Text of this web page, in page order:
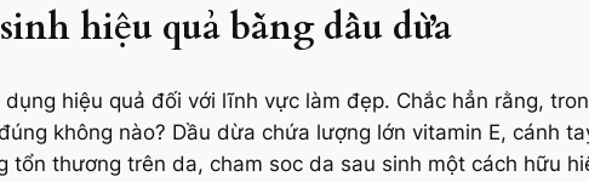
hiệu quả bằng dầu dừa
hiệu quả đối với lĩnh vực làm đẹp. Chắc hẳn rằng,
không nào? Dầu dừa chứa lượng lớn vitamin E, cánh
tổn thương trên da, cham soc da sau sinh một cách hữu